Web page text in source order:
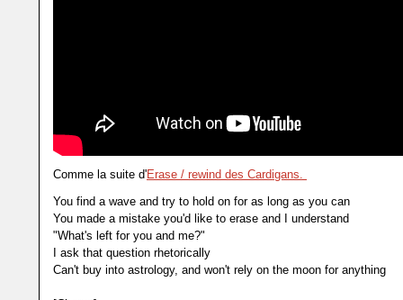
Comme la suite d'Erase / rewind des Cardigans.
You find a wave and try to hold on for as long as you can
You made a mistake you'd like to erase and I understand
"What's left for you and me?"
I ask that question rhetorically
Can't buy into astrology, and won't rely on the moon for anything